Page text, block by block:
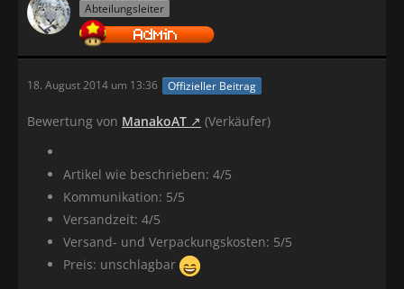
Abteilungsleiter
18. August 2014 um 13:36 Offizieller Beitrag
Bewertung von ManakoAT (Verkäufer)
Artikel wie beschrieben: 4/5
Kommunikation: 5/5
Versandzeit: 4/5
Versand- und Verpackungskosten: 5/5
Preis: unschlagbar